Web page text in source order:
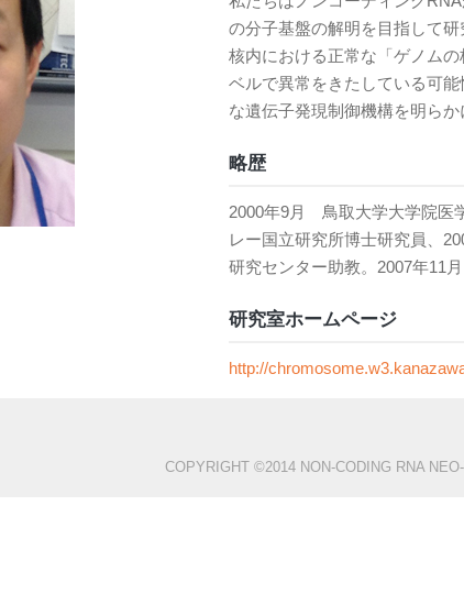
の分子基盤の解明を目指して
核内における正常な「ゲノム
ベルで異常をきたしている可
な遺伝子発現制御機構を明らか
略歴
2000年9月 鳥取大学大学院医
レー国立研究所博士研究員、
研究センター助教。2007年11
研究室ホームページ
http://
COPYRIGHT ©2014 NON-CODING RNA